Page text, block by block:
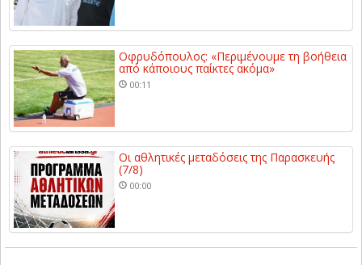
Οφρυδόπουλος: «Περιμένουμε τη βοήθεια
από κάποιους παίκτες ακόμα»
00:11
Οι αθλητικές μεταδόσεις της Παρασκευής
(7/8)
00:00